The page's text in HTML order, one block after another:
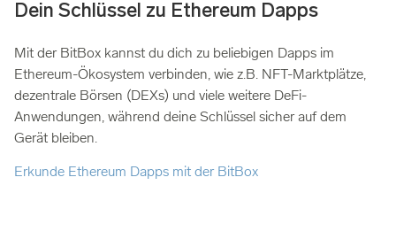
Dein Schlüssel zu Ethereum Dapps
Mit der BitBox kannst du dich zu beliebigen Dapps im
Ethereum-Ökosystem verbinden, wie z.B. NFT-Marktplätze,
dezentrale Börsen (DEXs) und viele weitere DeFi-
Anwendungen, während deine Schlüssel sicher auf dem
Gerät bleiben.
Erkunde Ethereum Dapps mit der BitBox